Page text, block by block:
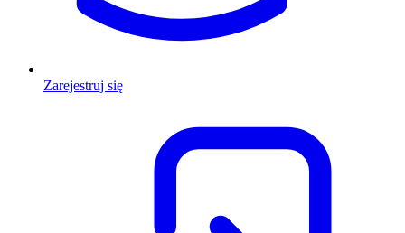
Zarejestruj się